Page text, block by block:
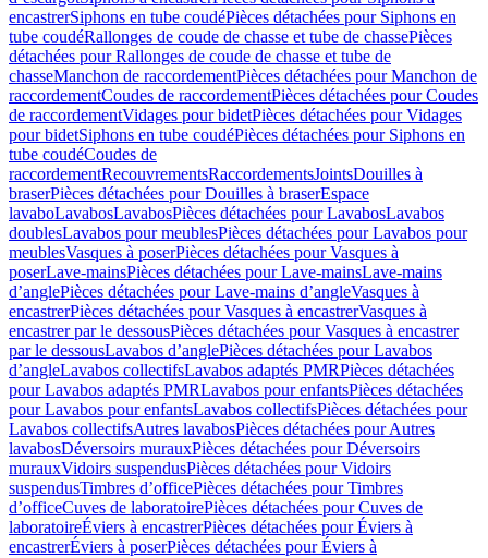
encastrerSiphons en tube coudéPièces détachées pour Siphons en
tube coudéRallonges de coude de chasse et tube de chassePièces
détachées pour Rallonges de coude de chasse et tube de
chasseManchon de raccordementPièces détachées pour Manchon de
raccordementCoudes de raccordementPièces détachées pour Coudes
de raccordementVidages pour bidetPièces détachées pour Vidages
pour bidetSiphons en tube coudéPièces détachées pour Siphons en
tube coudéCoudes de
raccordementRecouvrementsRaccordementsJointsDouilles à
braserPièces détachées pour Douilles à braserEspace
lavaboLavabosLavabosPièces détachées pour LavabosLavabos
doublesLavabos pour meublesPièces détachées pour Lavabos pour
meublesVasques à poserPièces détachées pour Vasques à
poserLave-mainsPièces détachées pour Lave-mainsLave-mains
d’anglePièces détachées pour Lave-mains d’angleVasques à
encastrerPièces détachées pour Vasques à encastrerVasques à
encastrer par le dessousPièces détachées pour Vasques à encastrer
par le dessousLavabos d’anglePièces détachées pour Lavabos
d’angleLavabos collectifsLavabos adaptés PMRPièces détachées
pour Lavabos adaptés PMRLavabos pour enfantsPièces détachées
pour Lavabos pour enfantsLavabos collectifsPièces détachées pour
Lavabos collectifsAutres lavabosPièces détachées pour Autres
lavabosDéversoirs murauxPièces détachées pour Déversoirs
murauxVidoirs suspendusPièces détachées pour Vidoirs
suspendusTimbres dʼofficePièces détachées pour Timbres
dʼofficeCuves de laboratoirePièces détachées pour Cuves de
laboratoireÉviers à encastrerPièces détachées pour Éviers à
encastrerÉviers à poserPièces détachées pour Éviers à